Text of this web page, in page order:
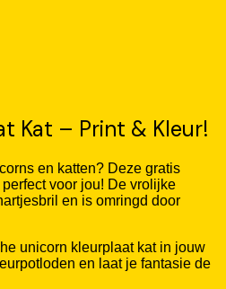
Kat – Print & Kleur!
en katten? Deze gratis
voor jou! De vrolijke
en is omringd door
unicorn kleurplaat kat in jouw
en laat je fantasie de